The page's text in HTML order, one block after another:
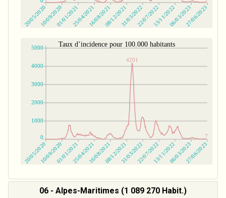
06 - Alpes-Maritimes (1 089 270 Habit.)